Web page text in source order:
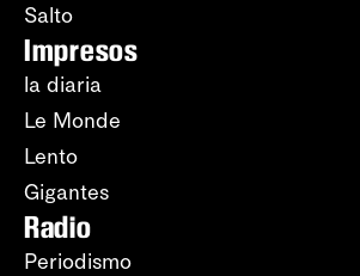
Salto
Impresos
la diaria
Le Monde
Lento
Gigantes
Radio
Periodismo